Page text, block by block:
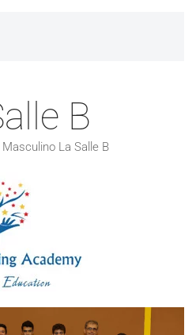
B
La Salle B